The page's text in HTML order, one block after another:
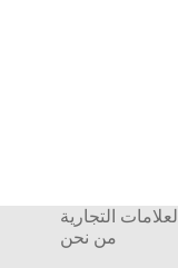
العلامات التجارية
من نحن